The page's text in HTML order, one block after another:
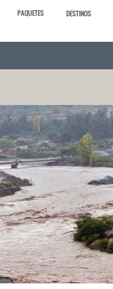
PAQUETES DESTINOS